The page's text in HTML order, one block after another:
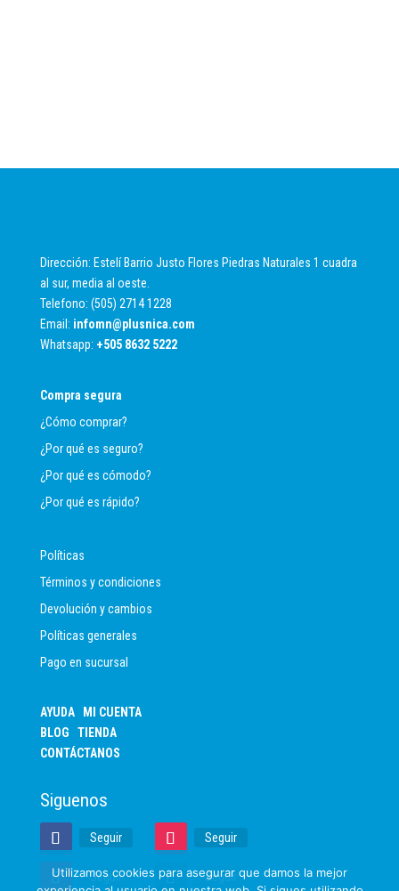
Dirección: Estelí Barrio Justo Flores Piedras Naturales 1 cuadra
al sur, media al oeste.
Telefono: (505) 2714 1228
Email: infomn@plusnica.com
Whatsapp: +505 8632 5222
Compra segura
¿Cómo comprar?
¿Por qué es seguro?
¿Por qué es cómodo?
¿Por qué es rápido?
Políticas
Términos y condiciones
Devolución y cambios
Políticas generales
Pago en sucursal
AYUDA
MI CUENTA
BLOG
TIENDA
CONTÁCTANOS
Siguenos
Seguir Seguir
Seguir Seguir
Utilizamos cookies para asegurar que damos la mejor